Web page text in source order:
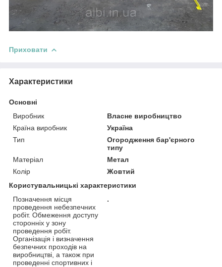
Приховати
Характеристики
Основні
Виробник
Власне виробництво
Країна виробник
Україна
Тип
Огородження бар'єрного
типу
Матеріал
Метал
Колір
Жовтий
Користувальницькі характеристики
Позначення місця
проведення небезпечних
робіт. Обмеження доступу
сторонніх у зону
проведення робіт.
Організація і визначення
безпечних проходів на
виробництві, а також при
проведенні спортивних і
.